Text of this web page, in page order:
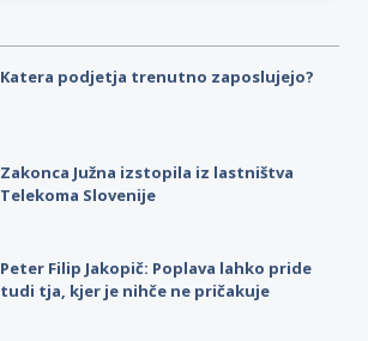
Katera podjetja trenutno zaposlujejo?
Zakonca Južna izstopila iz lastništva
Telekoma Slovenije
Peter Filip Jakopič: Poplava lahko pride
tudi tja, kjer je nihče ne pričakuje